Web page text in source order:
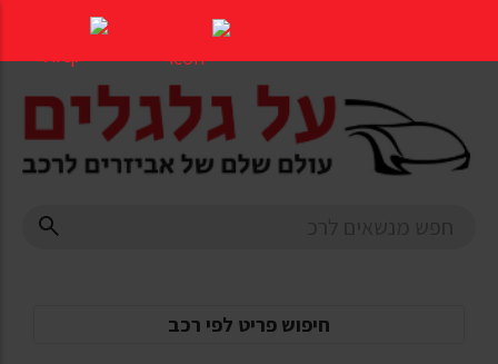
העמוד
חיפוש פריט לפי רכב